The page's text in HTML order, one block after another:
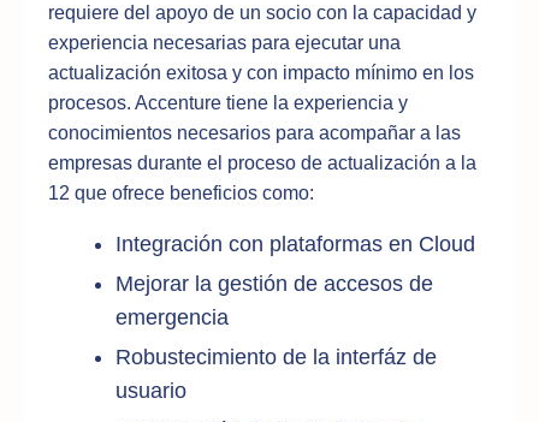
requiere del apoyo de un socio con la capacidad y
experiencia necesarias para ejecutar una
actualización exitosa y con impacto mínimo en los
procesos. Accenture tiene la experiencia y
conocimientos necesarios para acompañar a las
empresas durante el proceso de actualización a la
12 que ofrece beneficios como:
Integración con plataformas en Cloud
Mejorar la gestión de accesos de
emergencia
Robustecimiento de la interfáz de
usuario